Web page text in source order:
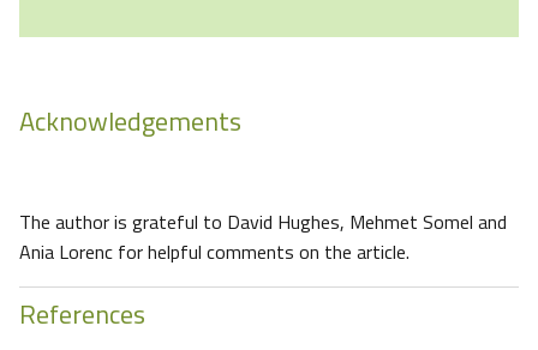
Acknowledgements
The author is grateful to David Hughes, Mehmet Somel and
Ania Lorenc for helpful comments on the article.
References